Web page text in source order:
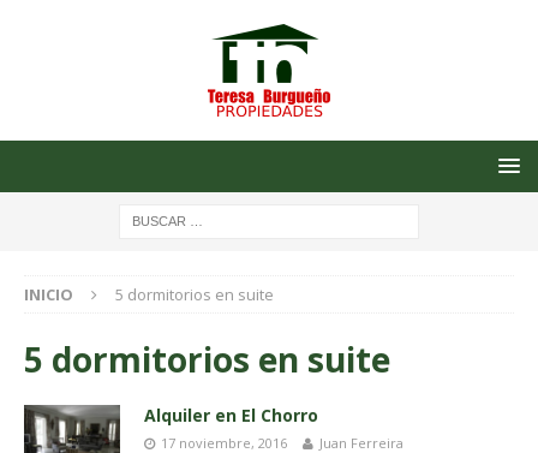
INICIO 5 dormitorios en suite
5 dormitorios en suite
Alquiler en El Chorro
17 noviembre, 2016 Juan Ferreira